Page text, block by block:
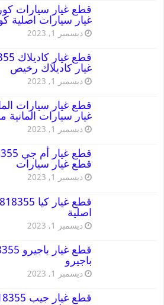
غيار سيارات اصلية
ديسمبر 1, 2023
غيار كاديلاك رخيص
ديسمبر 1, 2023
غيار سيارات المانية
ديسمبر 1, 2023
قطع غيار سيارات
ديسمبر 1, 2023
اصلية
ديسمبر 1, 2023
باجيرو
ديسمبر 1, 2023